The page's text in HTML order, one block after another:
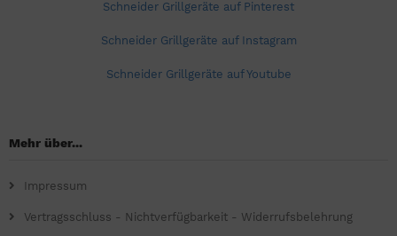
Schneider Grillgeräte auf Pinterest
Schneider Grillgeräte auf Instagram
Schneider Grillgeräte auf Youtube
Mehr über...
Impressum
Vertragsschluss - Nichtverfügbarkeit - Widerrufsbelehrung